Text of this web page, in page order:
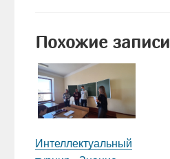
Похожие записи
Интеллектуальный